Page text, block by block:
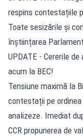
respins contestațiile
Toate sesizările și
înștiințarea
UPDATE - Cererile
acum la BEC!
Tensiune maximă la
contestații pe
analizeze. Imediat
CCR propunerea de